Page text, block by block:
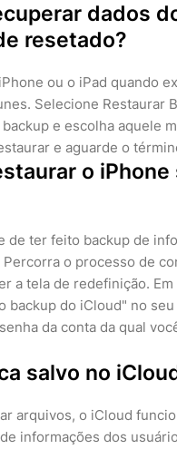
dados
resetado?
ou o iPad quando
Selecione Restaurar
e escolha aquele
e aguarde o
o
de ter feito backup de
o processo de
a tela de redefinição.
backup do iCloud" no
da conta da qual
salvo no
arquivos, o iCloud
informações dos